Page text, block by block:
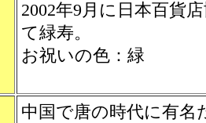
2002年9月に日本百貨
て緑寿。
お祝いの色：緑
中国で唐の時代に有名